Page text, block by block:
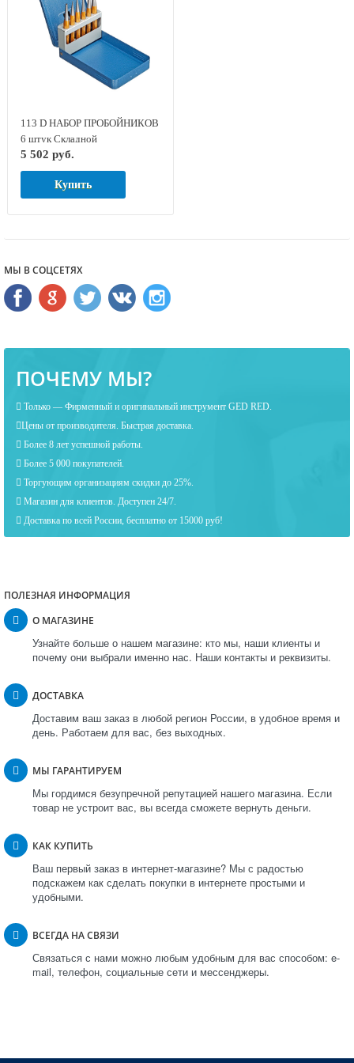
113 D НАБОР ПРОБОЙНИКОВ
6 штук Складной
металлический футляр GED
RED 8754060
5 502 руб.
Купить
МЫ В СОЦСЕТЯХ
ПОЧЕМУ МЫ?
Только — Фирменный и оригинальный инструмент GED RED.
Цены от производителя. Быстрая доставка.
Более 8 лет успешной работы.
Более 5 000 покупателей.
Торгующим организациям скидки до 25%.
Магазин для клиентов. Доступен 24/7.
Доставка по всей России, бесплатно от 15000 руб!
ПОЛЕЗНАЯ ИНФОРМАЦИЯ
О МАГАЗИНЕ
Узнайте больше о нашем магазине: кто мы, наши клиенты и
почему они выбрали именно нас. Наши контакты и реквизиты.
ДОСТАВКА
Доставим ваш заказ в любой регион России, в удобное время и
день. Работаем для вас, без выходных.
МЫ ГАРАНТИРУЕМ
Мы гордимся безупречной репутацией нашего магазина. Если
товар не устроит вас, вы всегда сможете вернуть деньги.
КАК КУПИТЬ
Ваш первый заказ в интернет-магазине? Мы с радостью
подскажем как сделать покупки в интернете простыми и
удобными.
ВСЕГДА НА СВЯЗИ
Связаться с нами можно любым удобным для вас способом: e-
mail, телефон, социальные сети и мессенджеры.